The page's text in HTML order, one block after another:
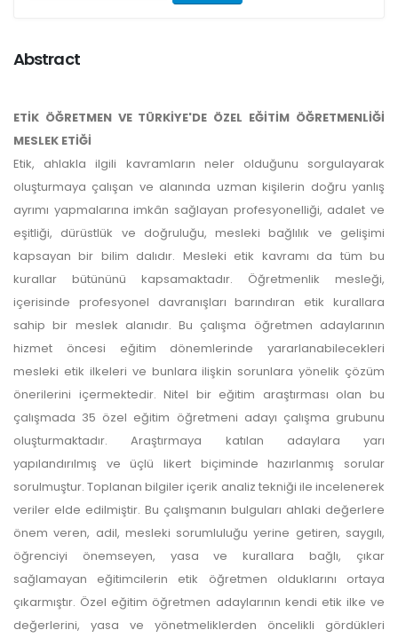
Abstract
ETİK ÖĞRETMEN VE TÜRKİYE'DE ÖZEL EĞİTİM ÖĞRETMENLİĞİ
MESLEK ETİĞİ
Etik, ahlakla ilgili kavramların neler olduğunu sorgulayarak
oluşturmaya çalışan ve alanında uzman kişilerin doğru yanlış
ayrımı yapmalarına imkân sağlayan profesyonelliği, adalet ve
eşitliği, dürüstlük ve doğruluğu, mesleki bağlılık ve gelişimi
kapsayan bir bilim dalıdır. Mesleki etik kavramı da tüm bu
kurallar bütününü kapsamaktadır. Öğretmenlik mesleği,
içerisinde profesyonel davranışları barındıran etik kurallara
sahip bir meslek alanıdır. Bu çalışma öğretmen adaylarının
hizmet öncesi eğitim dönemlerinde yararlanabilecekleri
mesleki etik ilkeleri ve bunlara ilişkin sorunlara yönelik çözüm
önerilerini içermektedir. Nitel bir eğitim araştırması olan bu
çalışmada 35 özel eğitim öğretmeni adayı çalışma grubunu
oluşturmaktadır. Araştırmaya katılan adaylara yarı
yapılandırılmış ve üçlü likert biçiminde hazırlanmış sorular
sorulmuştur. Toplanan bilgiler içerik analiz tekniği ile incelenerek
veriler elde edilmiştir. Bu çalışmanın bulguları ahlaki değerlere
önem veren, adil, mesleki sorumluluğu yerine getiren, saygılı,
öğrenciyi önemseyen, yasa ve kurallara bağlı, çıkar
sağlamayan eğitimcilerin etik öğretmen olduklarını ortaya
çıkarmıştır. Özel eğitim öğretmen adaylarının kendi etik ilke ve
değerlerini, yasa ve yönetmeliklerden öncelikli gördükleri